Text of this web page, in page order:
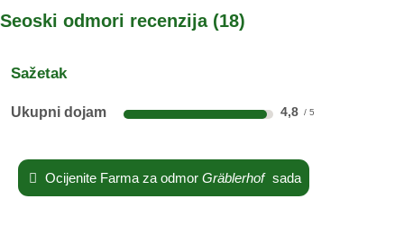
Seoski odmori recenzija 18
Sažetak
Ukupni dojam 4,8
Ocijenite Farma za odmor Gräblerhof sada